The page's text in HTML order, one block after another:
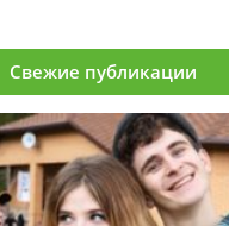
Свежие публикации